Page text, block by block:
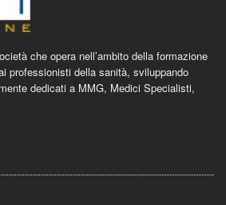
che opera nell’ambito della formazione
professionisti della sanità, sviluppando
dedicati a MMG, Medici Specialisti,